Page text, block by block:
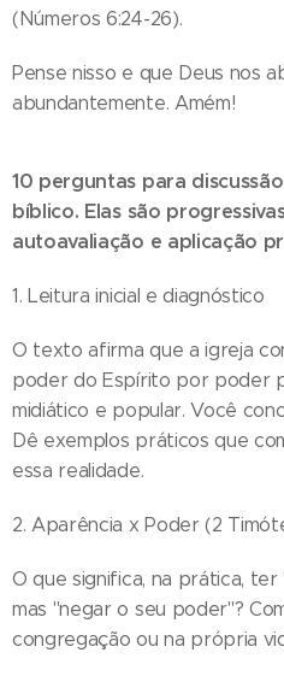
(Números 6:24-26).
Pense nisso e que Deus nos
abundantemente. Amém!
10 perguntas para
bíblico. Elas são
autoavaliação e aplicação
1. Leitura inicial e diagnóstico
O texto afirma que a igreja
poder do Espírito por poder
midiático e popular. Você
Dê exemplos práticos que
essa realidade.
2. Aparência x Poder (2
O que significa, na prática,
mas "negar o seu poder"?
congregação ou na própria